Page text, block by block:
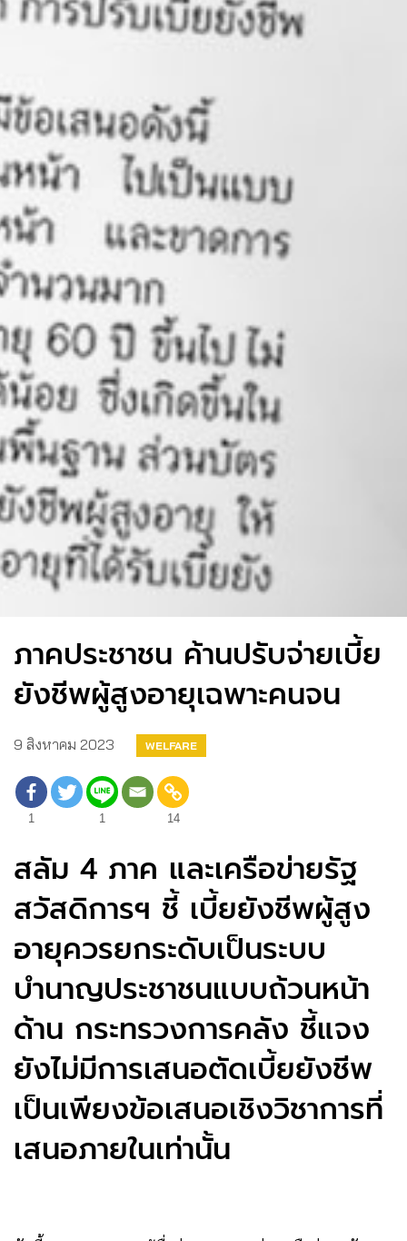
ภาคประชาชน ค้านปรับจ่ายเบี้ย
ยังชีพผู้สูงอายุเฉพาะคนจน
9 สิงหาคม 2023 WELFARE
1 1 14
สลัม 4 ภาค และเครือข่ายรัฐ
สวัสดิการฯ ชี้ เบี้ยยังชีพผู้สูง
อายุควรยกระดับเป็นระบบ
บำนาญประชาชนแบบถ้วนหน้า
ด้าน กระทรวงการคลัง ชี้แจง
ยังไม่มีการเสนอตัดเบี้ยยังชีพ
เป็นเพียงข้อเสนอเชิงวิชาการที่
เสนอภายในเท่านั้น